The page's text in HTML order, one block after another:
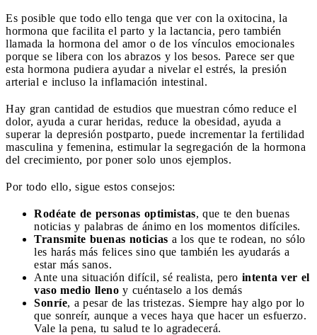
Es posible que todo ello tenga que ver con la oxitocina, la
hormona que facilita el parto y la lactancia, pero también
llamada la hormona del amor o de los vínculos emocionales
porque se libera con los abrazos y los besos. Parece ser que
esta hormona pudiera ayudar a nivelar el estrés, la presión
arterial e incluso la inflamación intestinal.
Hay gran cantidad de estudios que muestran cómo reduce el
dolor, ayuda a curar heridas, reduce la obesidad, ayuda a
superar la depresión postparto, puede incrementar la fertilidad
masculina y femenina, estimular la segregación de la hormona
del crecimiento, por poner solo unos ejemplos.
Por todo ello, sigue estos consejos:
Rodéate de personas optimistas, que te den buenas
noticias y palabras de ánimo en los momentos difíciles.
Transmite buenas noticias a los que te rodean, no sólo
les harás más felices sino que también les ayudarás a
estar más sanos.
Ante una situación difícil, sé realista, pero intenta ver el
vaso medio lleno y cuéntaselo a los demás
Sonríe, a pesar de las tristezas. Siempre hay algo por lo
que sonreír, aunque a veces haya que hacer un esfuerzo.
Vale la pena, tu salud te lo agradecerá.